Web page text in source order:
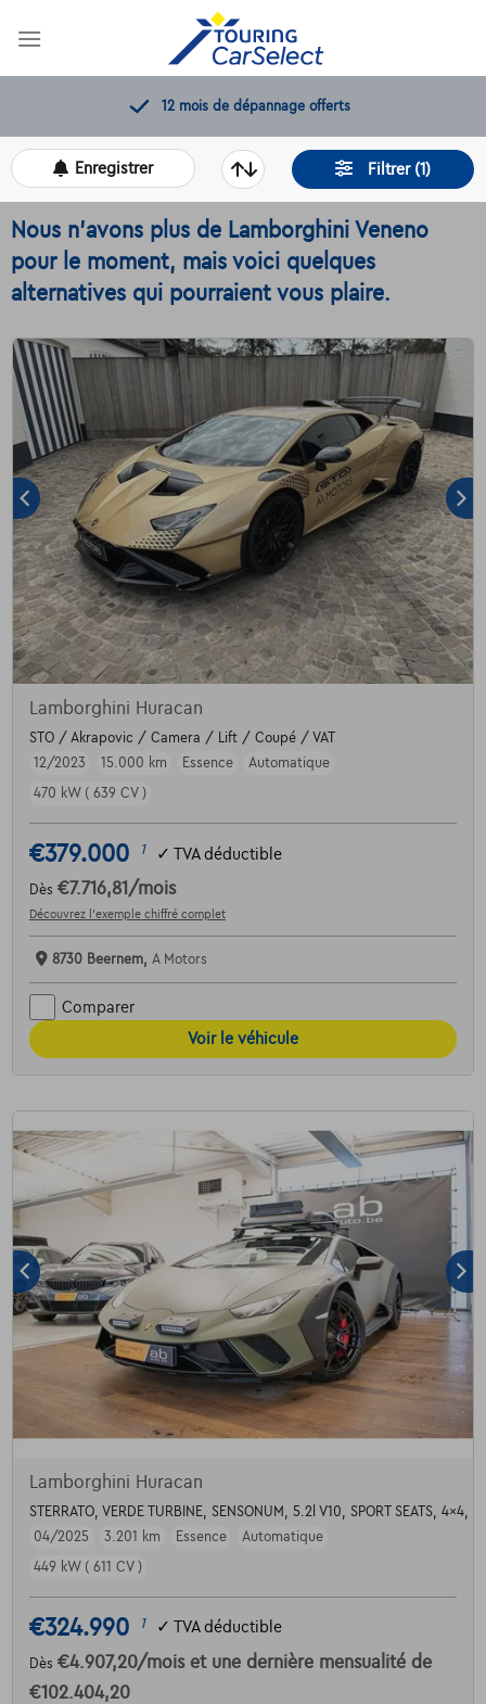
12 mois de dépannage offerts
Filtrer (1)
Enregistrer
Nous n'avons plus de Lamborghini Veneno
pour le moment, mais voici quelques
alternatives qui pourraient vous plaire.
Lamborghini Huracan
STO / Akrapovic / Camera / Lift / Coupé / VAT
12/2023
15.000 km Essence
Automatique
470 kW ( 639 CV )
€379.000 1 ✓ TVA déductible
Dès €7.716,81 /mois
Découvrez l’exemple chiffré complet
8730 Beernem, A Motors
Comparer
Voir le véhicule
Lamborghini Huracan
STERRATO, VERDE TURBINE, SENSONUM, 5.2l V10, SPORT SEATS, 4x4, 1
04/2025
3.201 km Essence
Automatique
449 kW ( 611 CV )
€324.990 1 ✓ TVA déductible
Dès €4.907,20/mois et une dernière mensualité de
€102.404,20